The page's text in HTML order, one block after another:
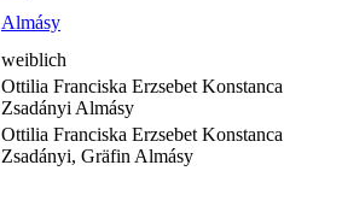
Almásy
weiblich
Ottilia Franciska Erzsebet Konstanca
Zsadányi Almásy
Ottilia Franciska Erzsebet Konstanca
Zsadányi, Gräfin Almásy